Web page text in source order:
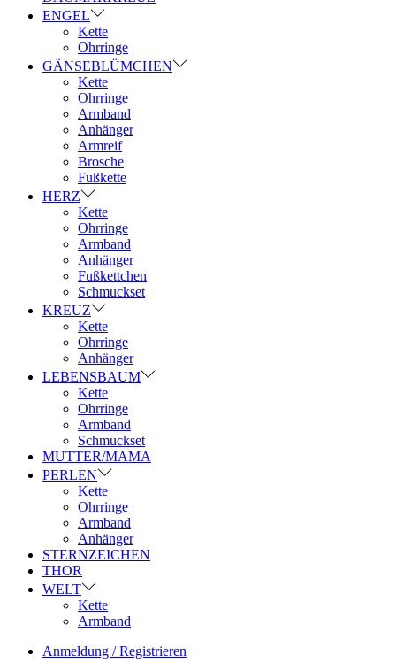
ENGEL
Kette
Ohrringe
GÄNSEBLÜMCHEN
Kette
Ohrringe
Armband
Anhänger
Armreif
Brosche
Fußkette
HERZ
Kette
Ohrringe
Armband
Anhänger
Fußkettchen
Schmuckset
KREUZ
Kette
Ohrringe
Anhänger
LEBENSBAUM
Kette
Ohrringe
Armband
Schmuckset
MUTTER/MAMA
PERLEN
Kette
Ohrringe
Armband
Anhänger
STERNZEICHEN
THOR
WELT
Kette
Armband
Anmeldung / Registrieren